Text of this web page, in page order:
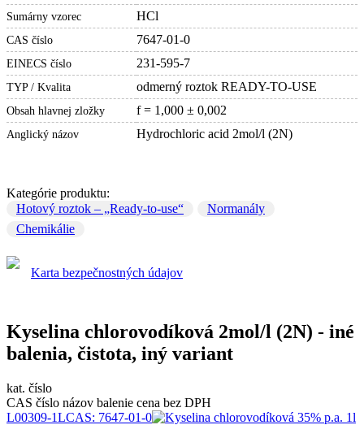
Sumárny vzorec HCl
CAS číslo 7647-01-0
EINECS číslo 231-595-7
TYP / Kvalita odmerný roztok READY-TO-USE
Obsah hlavnej zložky f = 1,000 ± 0,002
Anglický názov Hydrochloric acid 2mol/l (2N)
Kategórie produktu:
Hotový roztok – „Ready-to-use“
Normanály
Chemikálie
Karta bezpečnostných údajov
Kyselina chlorovodíková 2mol/l (2N) - iné
balenia, čistota, iný variant
kat. číslo
CAS číslo názov balenie cena bez DPH
L00309-1LCAS: 7647-01-0